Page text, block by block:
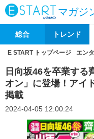
マガジ
総合 トレンド
E START トップページ エン
日向坂46を卒業する
オン」に登場！アイ
掲載
2024-04-05 12:00:24